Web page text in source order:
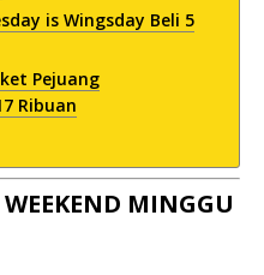
is Wingsday Beli 5
Pejuang
Ribuan
MINGGU